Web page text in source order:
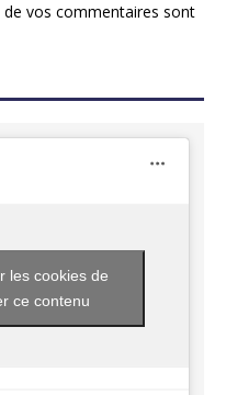
vos commentaires sont
les cookies de
ce contenu